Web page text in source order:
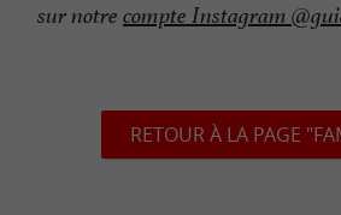
sur notre compte Instagram
RETOUR À LA PAGE